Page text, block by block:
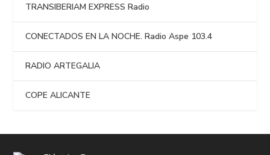
TRANSIBERIAM EXPRESS Radio
CONECTADOS EN LA NOCHE. Radio Aspe 103.4
RADIO ARTEGALIA
COPE ALICANTE